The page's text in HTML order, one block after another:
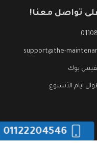
تواصل معنا!
support@the-
بوك
ايام الأسبوع
01122204546